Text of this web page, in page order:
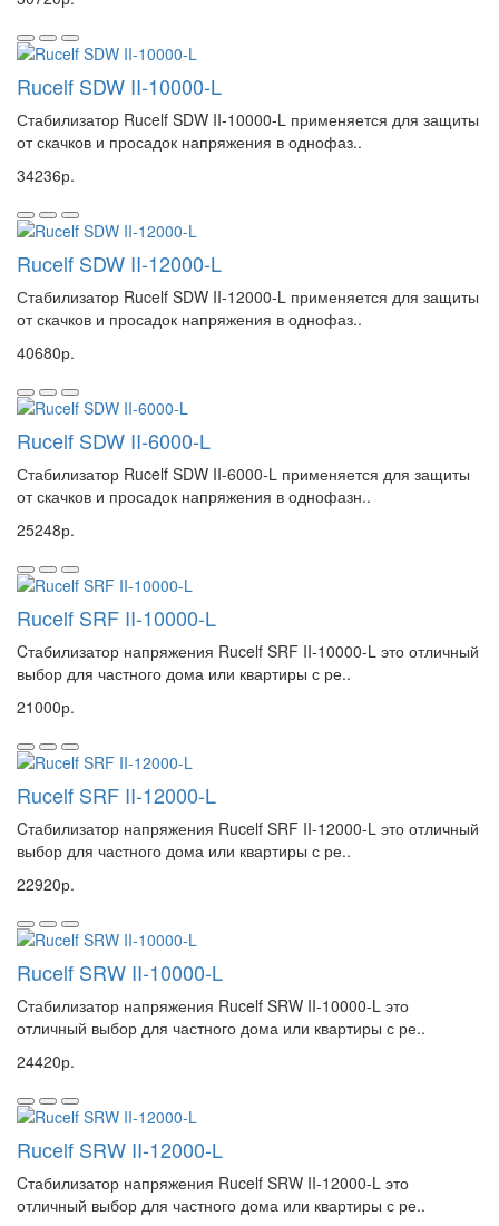
Rucelf SDW II-10000-L
Стабилизатор Rucelf SDW II-10000-L применяется для защиты
от скачков и просадок напряжения в однофаз..
34236р.
Rucelf SDW II-12000-L
Стабилизатор Rucelf SDW II-12000-L применяется для защиты
от скачков и просадок напряжения в однофаз..
40680р.
Rucelf SDW II-6000-L
Стабилизатор Rucelf SDW II-6000-L применяется для защиты
от скачков и просадок напряжения в однофазн..
25248р.
Rucelf SRF II-10000-L
Cтабилизатор напряжения Rucelf SRF II-10000-L это отличный
выбор для частного дома или квартиры с ре..
21000р.
Rucelf SRF II-12000-L
Cтабилизатор напряжения Rucelf SRF II-12000-L это отличный
выбор для частного дома или квартиры с ре..
22920р.
Rucelf SRW II-10000-L
Cтабилизатор напряжения Rucelf SRW II-10000-L это
отличный выбор для частного дома или квартиры с ре..
24420р.
Rucelf SRW II-12000-L
Cтабилизатор напряжения Rucelf SRW II-12000-L это
отличный выбор для частного дома или квартиры с ре..